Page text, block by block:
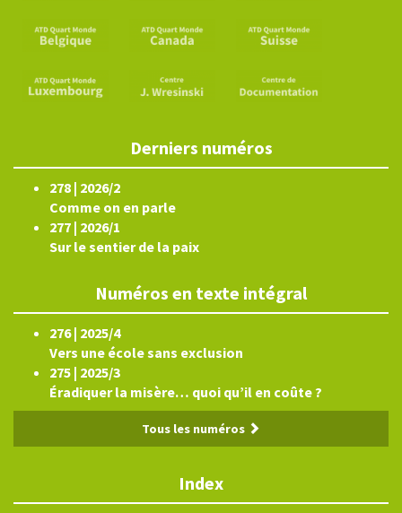
Derniers numéros
278 | 2026/2
Comme on en parle
277 | 2026/1
Sur le sentier de la paix
Numéros en texte intégral
276 | 2025/4
Vers une école sans exclusion
275 | 2025/3
Éradiquer la misère… quoi qu’il en coûte ?
Tous les numéros
Index